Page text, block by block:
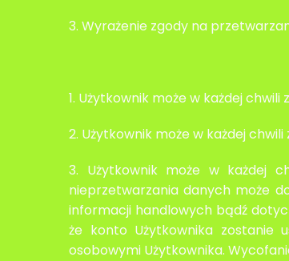
3. Wyrażenie zgody na
1. Użytkownik może w każdej
2. Użytkownik może w każdej
3. Użytkownik może w każdej
nieprzetwarzania danych może
informacji handlowych bądź
że konto Użytkownika zostanie
osobowymi Użytkownika.